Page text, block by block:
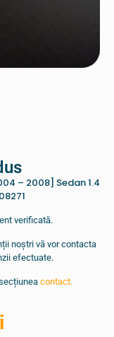
– 2008] Sedan 1.4
verificată.
noștri vă vor contacta
efectuate.
contact.